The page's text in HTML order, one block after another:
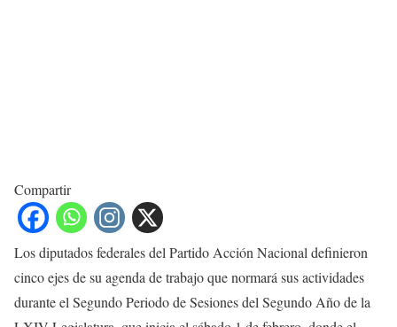
Compartir
Los diputados federales del Partido Acción Nacional definieron
cinco ejes de su agenda de trabajo que normará sus actividades
durante el Segundo Periodo de Sesiones del Segundo Año de la